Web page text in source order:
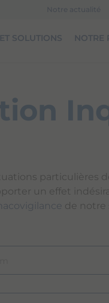
SOLUTIONS NOTRE
particulières
un effet
de notre